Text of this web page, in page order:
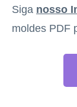
Siga nosso
moldes PDF